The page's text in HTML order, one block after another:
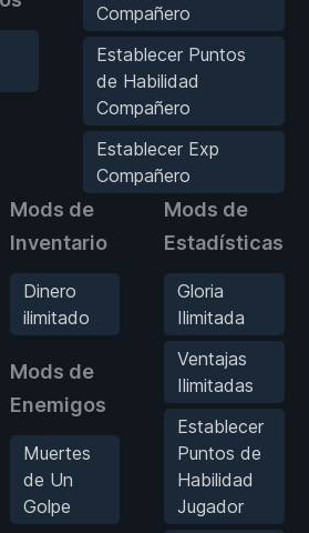
Compañero
Establecer Puntos
de Habilidad
Compañero
Establecer Exp
Compañero
Mods de
Inventario
Dinero
ilimitado
Mods de
Enemigos
Muertes
de Un
Golpe
Mods de
Estadísticas
Gloria
Ilimitada
Ventajas
Ilimitadas
Establecer
Puntos de
Habilidad
Jugador